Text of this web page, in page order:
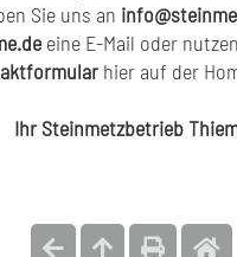
Sie uns an
eine E-Mail oder
hier auf der
Ihr Steinmetzbetrieb